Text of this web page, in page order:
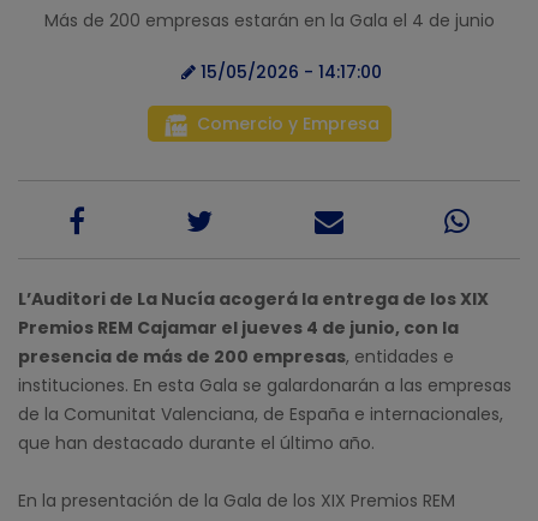
Más de 200 empresas estarán en la Gala el 4 de junio
15/05/2026 - 14:17:00
Comercio y Empresa
L’Auditori de La Nucía acogerá la entrega de los XIX
Premios REM Cajamar el jueves 4 de junio, con la
presencia de más de 200 empresas, entidades e
instituciones. En esta Gala se galardonarán a las empresas
de la Comunitat Valenciana, de España e internacionales,
que han destacado durante el último año.
En la presentación de la Gala de los XIX Premios REM